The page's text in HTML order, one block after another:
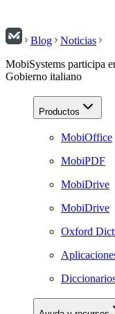
Blog
Noticias
MobiSystems participa
Gobierno italiano
Productos
MobiOffice
MobiPDF
MobiDrive
MobiDrive
Oxford